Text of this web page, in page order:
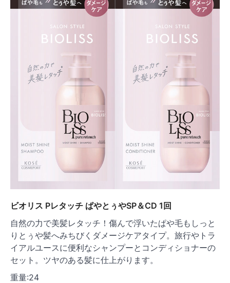
ビオリス Pレタッチ ぱやとぅやSP＆CD 1回
自然の力で美髪レタッチ！傷んで浮いたぱや毛もしっと
りとぅや髪へみちびくダメージケアタイプ。旅行やトラ
イアルユースに便利なシャンプーとコンディショナーの
セット。ツヤのある髪に仕上がります。
重量:24